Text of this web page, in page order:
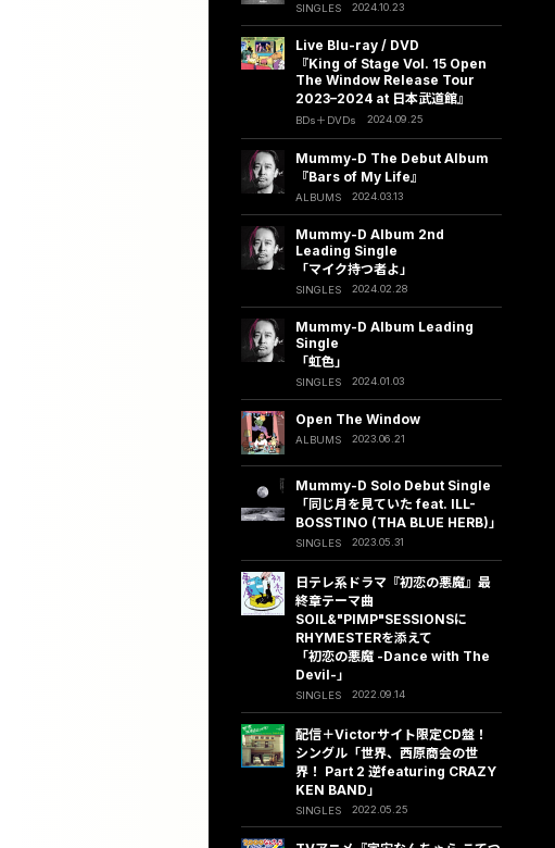
SINGLES 2024.10.23
Live Blu-ray / DVD
『King of Stage Vol. 15 Open
The Window Release Tour
2023–2024 at 日本武道館』
BDs DVDs 2024.09.25
Mummy-D The Debut Album
『Bars of My Life』
ALBUMS 2024.03.13
Mummy-D Album 2nd
Leading Single
「マイク持つ者よ」
SINGLES 2024.02.28
Mummy-D Album Leading
Single
「虹色」
SINGLES 2024.01.03
Open The Window
ALBUMS 2023.06.21
Mummy-D Solo Debut Single
「同じ月を見ていた feat. ILL-
BOSSTINO (THA BLUE HERB)」
SINGLES 2023.05.31
日テレ系ドラマ『初恋の悪魔』最
終章テーマ曲
SOIL&"PIMP"SESSIONSに
RHYMESTERを添えて
「初恋の悪魔 -Dance with The
Devil-」
SINGLES 2022.09.14
配信＋Victorサイト限定CD盤！
シングル「世界、西原商会の世
界！ Part 2 逆featuring CRAZY
KEN BAND」
SINGLES 2022.05.25